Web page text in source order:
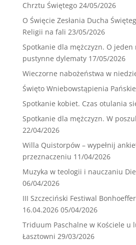
Chrztu Świętego 24/05/2026
O Święcie Zesłania Ducha
Religii na fali 23/05/2026
Spotkanie dla mężczyzn. O jeden
pustynne dylematy 17/05/2026
Wieczorne nabożeństwa w
Święto Wniebowstąpienia
Spotkanie kobiet. Czas otulania
Spotkanie dla mężczyzn. W
22/04/2026
Willa Quistorpów – wypełnij
przeznaczeniu 11/04/2026
Muzyka w teologii i nauczaniu
06/04/2026
III Szczeciński Festiwal
16.04.2026 05/04/2026
Triduum Paschalne w Kościele u
Łasztowni 29/03/2026